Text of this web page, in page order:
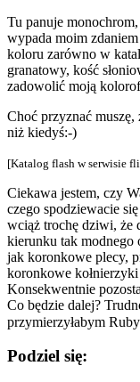
Tu panuje
wypada moim
koloru zarówno w
granatowy, kość
zadowolić moją
Choć przyznać
niż kiedyś:-)
[Katalog flash w serwisie
Ciekawa jestem, czy
czego spodziewacie
wciąż trochę dziwi, że
kierunku tak modnego
jak koronkowe plecy,
koronkowe
Konsekwentnie
Co będzie dalej?
przymierzyłabym
Podziel się: